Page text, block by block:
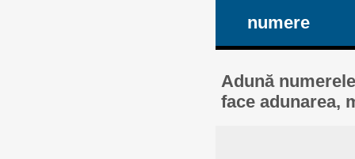
numere
Adună
face adunarea,